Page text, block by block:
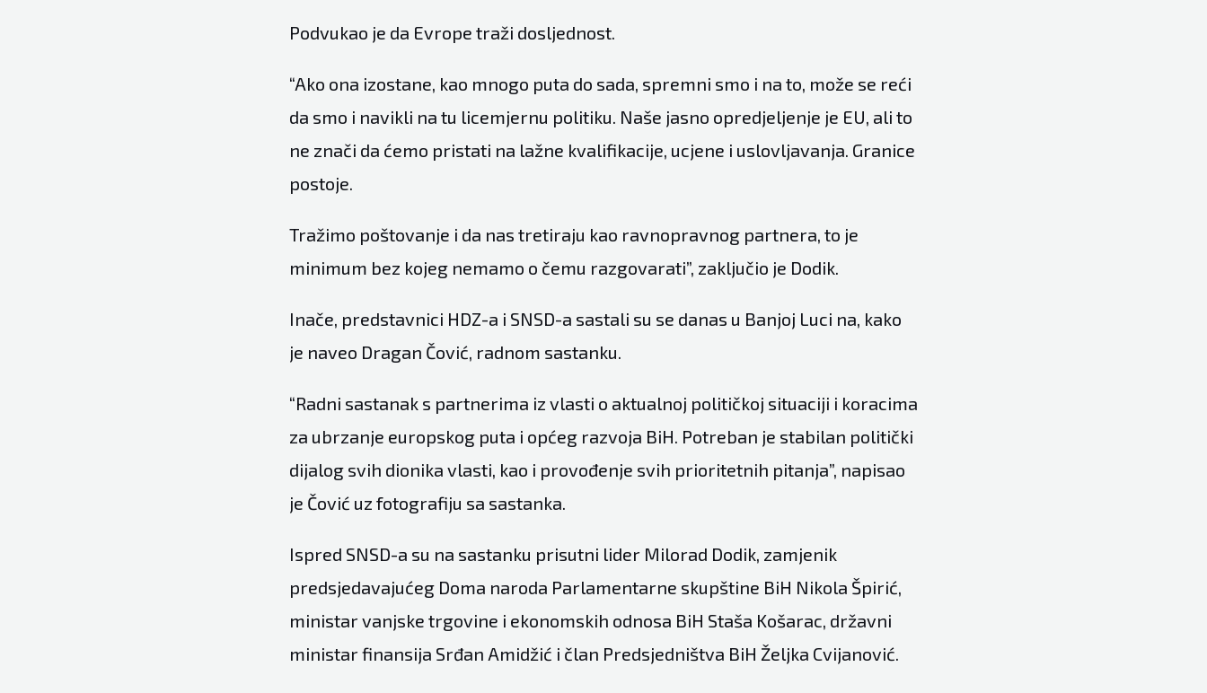
Podvukao je da Evrope traži dosljednost.
“Ako ona izostane, kao mnogo puta do sada, spremni smo i na to, može se reći
da smo i navikli na tu licemjernu politiku. Naše jasno opredjeljenje je EU, ali to
ne znači da ćemo pristati na lažne kvalifikacije, ucjene i uslovljavanja. Granice
postoje.
Tražimo poštovanje i da nas tretiraju kao ravnopravnog partnera, to je
minimum bez kojeg nemamo o čemu razgovarati”, zaključio je Dodik.
Inače, predstavnici HDZ-a i SNSD-a sastali su se danas u Banjoj Luci na, kako
je naveo Dragan Čović, radnom sastanku.
“Radni sastanak s partnerima iz vlasti o aktualnoj političkoj situaciji i koracima
za ubrzanje europskog puta i općeg razvoja BiH. Potreban je stabilan politički
dijalog svih dionika vlasti, kao i provođenje svih prioritetnih pitanja”, napisao
je Čović uz fotografiju sa sastanka.
Ispred SNSD-a su na sastanku prisutni lider Milorad Dodik, zamjenik
predsjedavajućeg Doma naroda Parlamentarne skupštine BiH Nikola Špirić,
ministar vanjske trgovine i ekonomskih odnosa BiH Staša Košarac, državni
ministar finansija Srđan Amidžić i član Predsjedništva BiH Željka Cvijanović.